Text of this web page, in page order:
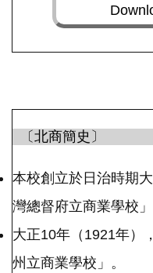
〔北商簡史〕
本校創立於日治時期
灣總督府立商業學校」
大正10年（1921年）
州立商業學校」。